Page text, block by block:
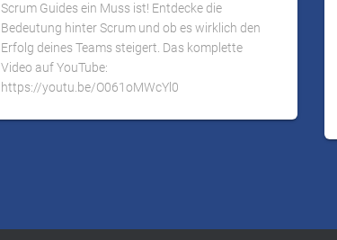
Scrum Guides ein Muss ist! Entdecke die
Bedeutung hinter Scrum und ob es wirklich den
Erfolg deines Teams steigert. Das komplette
Video auf YouTube:
https://youtu.be/O061oMWcYl0